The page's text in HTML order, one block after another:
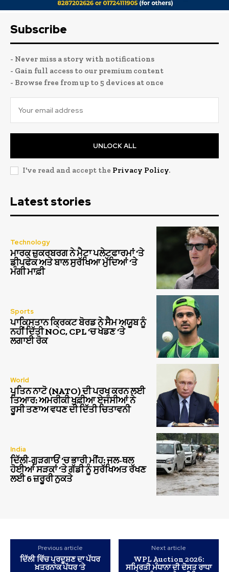
Subscribe
- Never miss a story with notifications
- Gain full access to our premium content
- Browse free from up to 5 devices at once
UNLOCK ALL
I've read and accept the Privacy Policy.
Latest stories
Technology
ਮਾਰਕ ਜ਼ੁਕਰਬਰਗ ਨੇ ਮੈਟਾ ਪਲੇਟਫਾਰਮਾਂ ‘ਤੇ
ਡੀਪਫੇਕ ਅਤੇ ਬਾਲ ਸੁਰੱਖਿਆ ਮੁੱਦਿਆਂ ‘ਤੇ
ਮੰਗੀ ਮਾਫ਼ੀ
Sports
ਪਾਕਿਸਤਾਨ ਕ੍ਰਿਕਟ ਬੋਰਡ ਨੇ ਸੈਮ ਅਯੂਬ ਨੂੰ
ਨਹੀਂ ਦਿੱਤੀ NOC, CPL ‘ਚ ਖੇਡਣ ‘ਤੇ
ਲਗਾਈ ਰੋਕ
World
ਪੁਤਿਨ ਨਾਟੋ (NATO) ਦੀ ਪਰਖ ਕਰਨ ਲਈ
ਤਿਆਰ: ਅਮਰੀਕੀ ਖੁਫ਼ੀਆ ਏਜੰਸੀਆਂ ਨੇ
ਰੂਸੀ ਤਣਾਅ ਵਧਣ ਦੀ ਦਿੱਤੀ ਚਿਤਾਵਨੀ
India
ਦਿੱਲੀ-ਗੁੜਗਾਓਂ ‘ਚ ਭਾਰੀ ਮੀਂਹ: ਜਲ-ਥਲ
ਹੋਈਆਂ ਸੜਕਾਂ ‘ਤੇ ਗੱਡੀ ਨੂੰ ਸੁਰੱਖਿਅਤ ਰੱਖਣ
ਲਈ 6 ਜ਼ਰੂਰੀ ਨੁਕਤੇ
Previous article
ਦਿੱਲੀ ਵਿੱਚ ਪ੍ਰਦੂਸ਼ਣ ਦਾ ਪੱਧਰ
ਖ਼ਤਰਨਾਕ ਪੱਧਰ ’ਤੇ
Next article
WPL Auction 2026:
ਸਮ੍ਰਿਤੀ ਮੰਧਾਨਾ ਦੀ ਦੋਸਤ ਰਾਧਾ